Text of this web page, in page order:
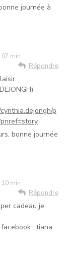
journée à
07 min
Répondre
p
bonne journée
10 min
Répondre
cadeau je
: tiana